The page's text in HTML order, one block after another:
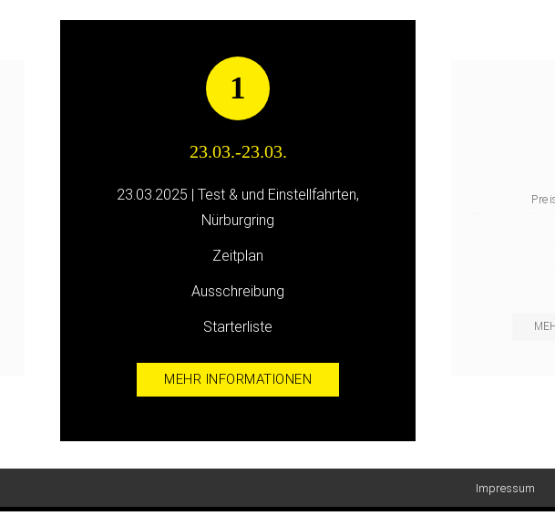
1
23.03.-23.03.
23.03.2025 | Test & und Einstellfahrten,
Nürburgring
Zeitplan
Ausschreibung
Starterliste
MEHR INFORMATIONEN
Impressum